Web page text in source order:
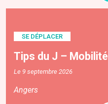
SE DÉPLACER
Tips du J – Mobilité
Le 9 septembre 2026
Angers